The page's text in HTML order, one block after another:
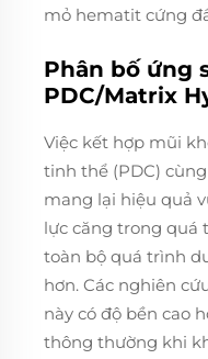
mỏ hematit cứng
Phân bố ứng
PDC/Matrix
Việc kết hợp mũi
tinh thể (PDC)
mang lại hiệu quả
lực căng trong quá
toàn bộ quá trình
hơn. Các nghiên
này có độ bền cao
thông thường khi